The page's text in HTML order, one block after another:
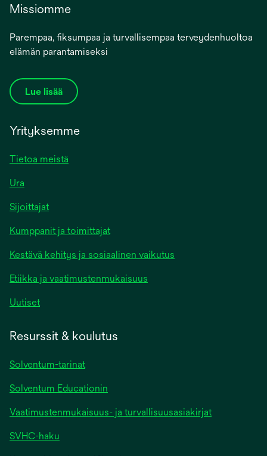
Missiomme
Parempaa, fiksumpaa ja turvallisempaa terveydenhuoltoa
elämän parantamiseksi
Lue lisää
Yrityksemme
Tietoa meistä
Ura
Sijoittajat
Kumppanit ja toimittajat
Kestävä kehitys ja sosiaalinen vaikutus
Etiikka ja vaatimustenmukaisuus
Uutiset
Resurssit & koulutus
Solventum-tarinat
Solventum Educationin
Vaatimustenmukaisuus- ja turvallisuusasiakirjat
SVHC-haku